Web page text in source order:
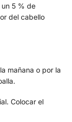
5 % de
del cabello
mañana o por la
Colocar el